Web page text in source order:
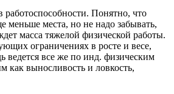
работоспособности. Понятно, что
меньше места, но не надо забывать,
масса тяжелой физической работы.
ограничениях в росте и весе,
ведется все же по инд. физическим
как выносливость и ловкость,